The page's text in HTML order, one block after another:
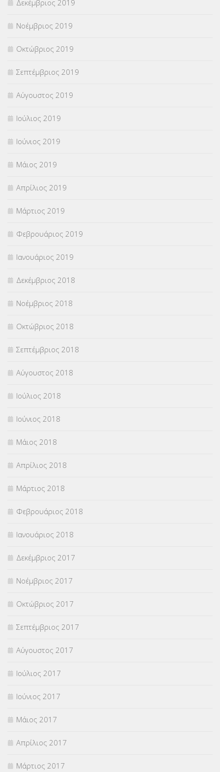
Δεκέμβριος 2019
Νοέμβριος 2019
Οκτώβριος 2019
Σεπτέμβριος 2019
Αύγουστος 2019
Ιούλιος 2019
Ιούνιος 2019
Μάιος 2019
Απρίλιος 2019
Μάρτιος 2019
Φεβρουάριος 2019
Ιανουάριος 2019
Δεκέμβριος 2018
Νοέμβριος 2018
Οκτώβριος 2018
Σεπτέμβριος 2018
Αύγουστος 2018
Ιούλιος 2018
Ιούνιος 2018
Μάιος 2018
Απρίλιος 2018
Μάρτιος 2018
Φεβρουάριος 2018
Ιανουάριος 2018
Δεκέμβριος 2017
Νοέμβριος 2017
Οκτώβριος 2017
Σεπτέμβριος 2017
Αύγουστος 2017
Ιούλιος 2017
Ιούνιος 2017
Μάιος 2017
Απρίλιος 2017
Μάρτιος 2017